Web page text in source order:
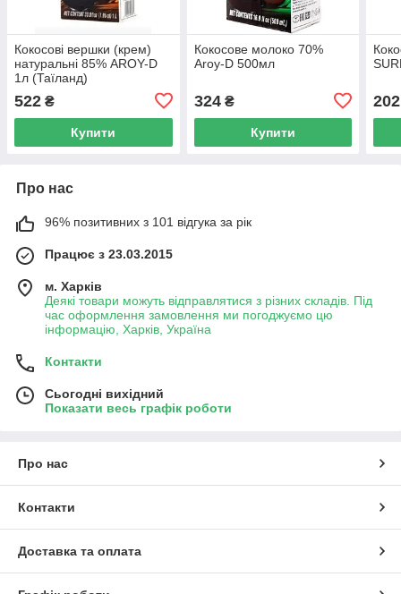
Кокосові вершки (крем)
натуральні 85% AROY-D
1л (Таїланд)
522 ₴
Купити
Кокосове молоко 70%
Aroy-D 500мл
324₴
Купити
202
Про нас
96% позитивних з 101 відгука за рік
Працює з 23.03.2015
м. Харків
Деякі товари можуть відправлятися з різних складів. Під
час оформлення замовлення ми погоджуємо цю
інформацію, Харків, Україна
Контакти
Сьогодні вихідний
Показати весь графік роботи
Про нас
Контакти
Доставка та оплата